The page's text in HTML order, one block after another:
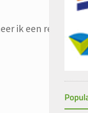
ik een reactie